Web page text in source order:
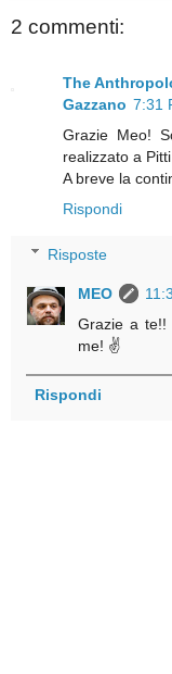
2 commenti:
The
Gazzano 7:31
Grazie Meo!
realizzato a
A breve la
Rispondi
Risposte
MEO
Grazie a te!!
me! ✌
Rispondi